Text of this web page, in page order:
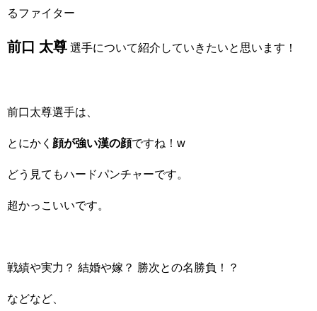
るファイター
前口 太尊 選手について紹介していきたいと思います！
前口太尊選手は、
とにかく 顔が強い漢の顔ですね！w
どう見てもハードパンチャーです。
超かっこいいです。
戦績や実力 ？ 結婚や嫁 ？ 勝次との名勝負 ！？
などなど、